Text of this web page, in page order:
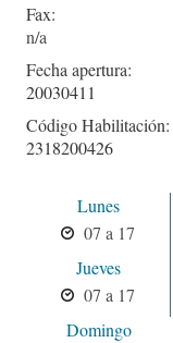
Fax:
Fecha apertura:
20030411
Código Habilitación:
2318200426
Lunes
07 a 17
Jueves
07 a 17
Domingo